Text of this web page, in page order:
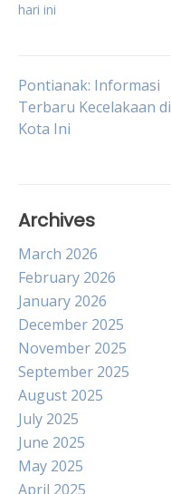
hari ini
Post
navigation
Pontianak: Informasi
Terbaru Kecelakaan di
Kota Ini
Archives
March 2026
February 2026
January 2026
December 2025
November 2025
September 2025
August 2025
July 2025
June 2025
May 2025
April 2025